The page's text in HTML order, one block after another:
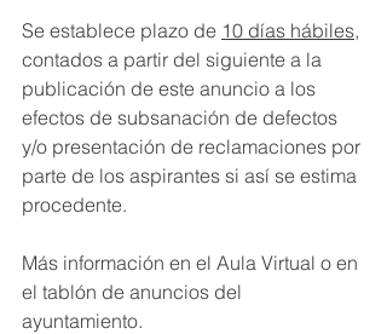
Se establece plazo de 10 días hábiles,
contados a partir del siguiente a la
publicación de este anuncio a los
efectos de subsanación de defectos
y/o presentación de reclamaciones por
parte de los aspirantes si así se estima
procedente.
Más información en el Aula Virtual o en
el tablón de anuncios del
ayuntamiento.